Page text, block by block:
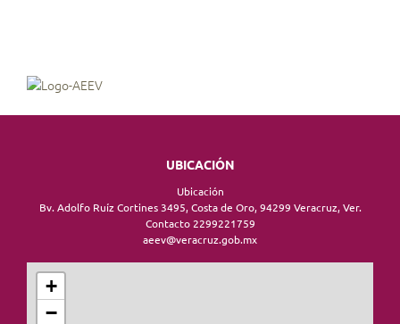
UBICACIÓN
Ubicación
Bv. Adolfo Ruíz Cortines 3495, Costa de Oro, 94299 Veracruz, Ver.
Contacto 2299221759
aeev@veracruz.gob.mx
+
−